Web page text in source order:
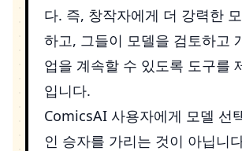
다. 즉, 창작자에게 더 강력한
하고, 그들이 모델을 검토하고
업을 계속할 수 있도록 도구를
입니다.
ComicsAI 사용자에게 모델 선
인 승자를 가리는 것이 아닙니